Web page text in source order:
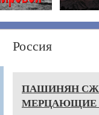
Россия
ПАШИНЯН
МЕРЦАЮЩИЕ